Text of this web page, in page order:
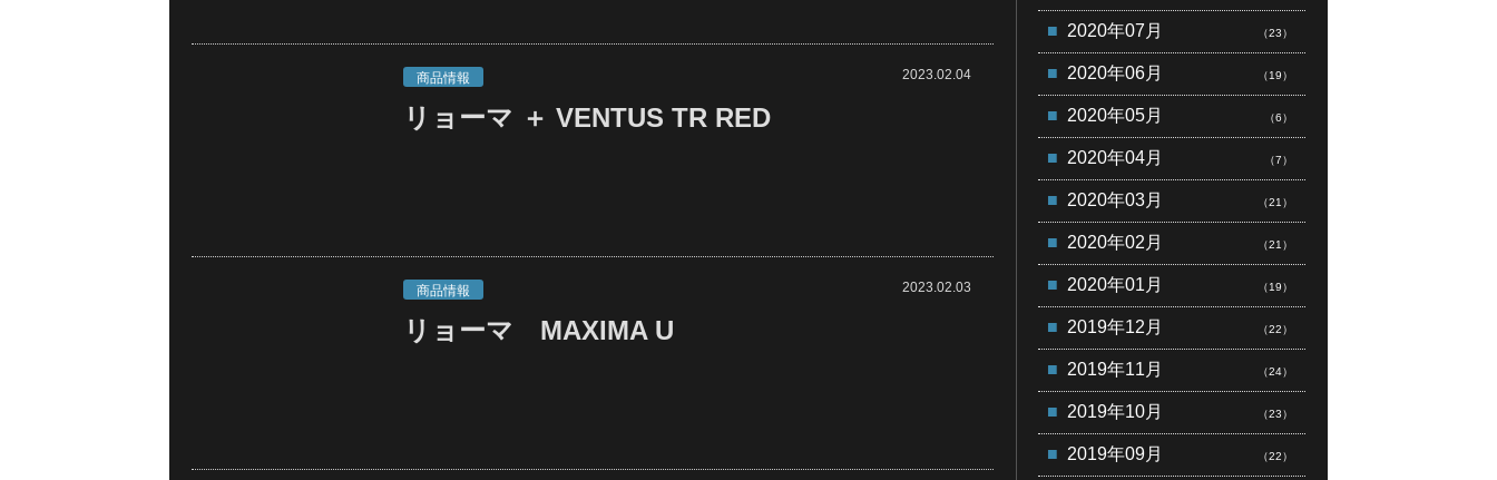
2023.02.04
商品情報
リョーマ ＋ VENTUS TR RED
2023.02.03
商品情報
リョーマ MAXIMA U
2020年07月 （23）
2020年06月 （19）
2020年05月 （6）
2020年04月 （7）
2020年03月 （21）
2020年02月 （21）
2020年01月 （19）
2019年12月 （22）
2019年11月 （24）
2019年10月 （23）
2019年09月 （22）